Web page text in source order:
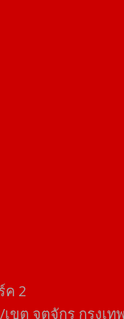
ค​ 2
ขต​ จตุจักร​ กรุงเท